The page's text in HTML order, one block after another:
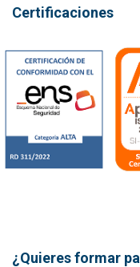
Certificaciones
¿Quieres formar